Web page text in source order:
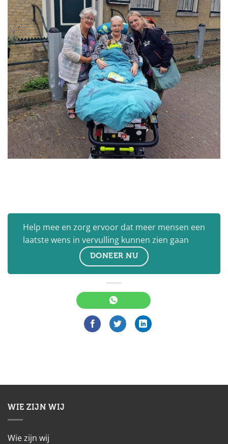
Help mee en zorg ervoor dat meer mensen een
laatste wens in vervulling kunnen zien gaan
DONEER NU
WIE ZIJN WIJ
Wie zijn wij